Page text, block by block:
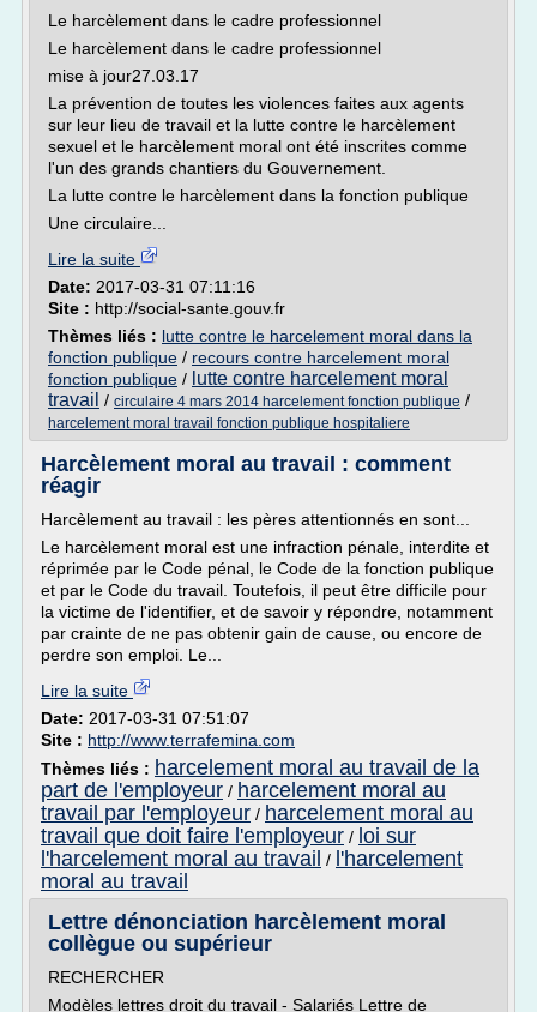
Le harcèlement dans le cadre professionnel
Le harcèlement dans le cadre professionnel
mise à jour27.03.17
La prévention de toutes les violences faites aux agents
sur leur lieu de travail et la lutte contre le harcèlement
sexuel et le harcèlement moral ont été inscrites comme
l'un des grands chantiers du Gouvernement.
La lutte contre le harcèlement dans la fonction publique
Une circulaire...
Lire la suite
Date: 2017-03-31 07:11:16
Site : http://social-sante.gouv.fr
Thèmes liés : lutte contre le harcelement moral dans la
fonction publique / recours contre harcelement moral
fonction publique / lutte contre harcelement moral
travail / circulaire 4 mars 2014 harcelement fonction publique /
harcelement moral travail fonction publique hospitaliere
Harcèlement moral au travail : comment
réagir
Harcèlement au travail : les pères attentionnés en sont...
Le harcèlement moral est une infraction pénale, interdite et
réprimée par le Code pénal, le Code de la fonction publique
et par le Code du travail. Toutefois, il peut être difficile pour
la victime de l'identifier, et de savoir y répondre, notamment
par crainte de ne pas obtenir gain de cause, ou encore de
perdre son emploi. Le...
Lire la suite
Date: 2017-03-31 07:51:07
Site : http://www.terrafemina.com
Thèmes liés : harcelement moral au travail de la
part de l'employeur / harcelement moral au
travail par l'employeur / harcelement moral au
travail que doit faire l'employeur / loi sur
l'harcelement moral au travail / l'harcelement
moral au travail
Lettre dénonciation harcèlement moral
collègue ou supérieur
RECHERCHER
Modèles lettres droit du travail - Salariés Lettre de